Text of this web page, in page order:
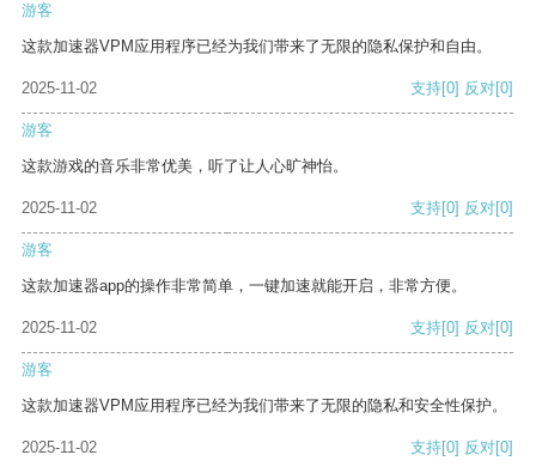
游客
这款加速器VPM应用程序已经为我们带来了无限的隐私保护和自由。
2025-11-02 支持[0] 反对[0]
游客
这款游戏的音乐非常优美，听了让人心旷神怡。
2025-11-02 支持[0] 反对[0]
游客
这款加速器app的操作非常简单，一键加速就能开启，非常方便。
2025-11-02 支持[0] 反对[0]
游客
这款加速器VPM应用程序已经为我们带来了无限的隐私和安全性保护。
2025-11-02 支持[0] 反对[0]